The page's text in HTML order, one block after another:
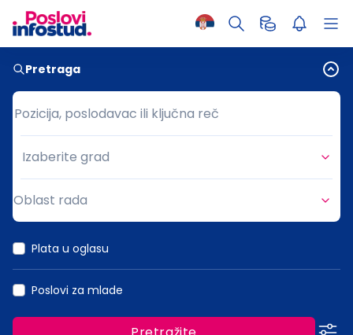
Pretraga
Pozicija, poslodavac ili ključna reč
Pozicija, poslodavac ili ključna reč
Grad
Izaberite grad
Oblast rada
Plata u oglasu
Poslovi za mlade